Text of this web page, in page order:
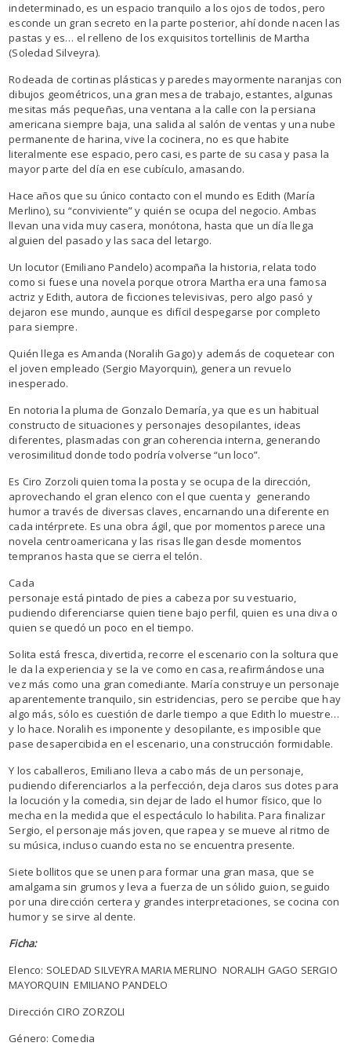
indeterminado, es un espacio tranquilo a los ojos de todos, pero
esconde un gran secreto en la parte posterior, ahí donde nacen las
pastas y es… el relleno de los exquisitos tortellinis de Martha
(Soledad Silveyra).
Rodeada de cortinas plásticas y paredes mayormente naranjas con
dibujos geométricos, una gran mesa de trabajo, estantes, algunas
mesitas más pequeñas, una ventana a la calle con la persiana
americana siempre baja, una salida al salón de ventas y una nube
permanente de harina, vive la cocinera, no es que habite
literalmente ese espacio, pero casi, es parte de su casa y pasa la
mayor parte del día en ese cubículo, amasando.
Hace años que su único contacto con el mundo es Edith (María
Merlino), su “conviviente” y quién se ocupa del negocio. Ambas
llevan una vida muy casera, monótona, hasta que un día llega
alguien del pasado y las saca del letargo.
Un locutor (Emiliano Pandelo) acompaña la historia, relata todo
como si fuese una novela porque otrora Martha era una famosa
actriz y Edith, autora de ficciones televisivas, pero algo pasó y
dejaron ese mundo, aunque es difícil despegarse por completo
para siempre.
Quién llega es Amanda (Noralih Gago) y además de coquetear con
el joven empleado (Sergio Mayorquin), genera un revuelo
inesperado.
En notoria la pluma de Gonzalo Demaría, ya que es un habitual
constructo de situaciones y personajes desopilantes, ideas
diferentes, plasmadas con gran coherencia interna, generando
verosimilitud donde todo podría volverse “un loco”.
Es Ciro Zorzoli quien toma la posta y se ocupa de la dirección,
aprovechando el gran elenco con el que cuenta y generando
humor a través de diversas claves, encarnando una diferente en
cada intérprete. Es una obra ágil, que por momentos parece una
novela centroamericana y las risas llegan desde momentos
tempranos hasta que se cierra el telón.
Cada
personaje está pintado de pies a cabeza por su vestuario,
pudiendo diferenciarse quien tiene bajo perfil, quien es una diva o
quien se quedó un poco en el tiempo.
Solita está fresca, divertida, recorre el escenario con la soltura que
le da la experiencia y se la ve como en casa, reafirmándose una
vez más como una gran comediante. María construye un personaje
aparentemente tranquilo, sin estridencias, pero se percibe que hay
algo más, sólo es cuestión de darle tiempo a que Edith lo muestre…
y lo hace. Noralih es imponente y desopilante, es imposible que
pase desapercibida en el escenario, una construcción formidable.
Y los caballeros, Emiliano lleva a cabo más de un personaje,
pudiendo diferenciarlos a la perfección, deja claros sus dotes para
la locución y la comedia, sin dejar de lado el humor físico, que lo
mecha en la medida que el espectáculo lo habilita. Para finalizar
Sergio, el personaje más joven, que rapea y se mueve al ritmo de
su música, incluso cuando esta no se encuentra presente.
Siete bollitos que se unen para formar una gran masa, que se
amalgama sin grumos y leva a fuerza de un sólido guion, seguido
por una dirección certera y grandes interpretaciones, se cocina con
humor y se sirve al dente.
Ficha:
Elenco: SOLEDAD SILVEYRA MARIA MERLINO NORALIH GAGO SERGIO
MAYORQUIN EMILIANO PANDELO
Dirección CIRO ZORZOLI
Género: Comedia